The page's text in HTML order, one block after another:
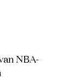
NBA-